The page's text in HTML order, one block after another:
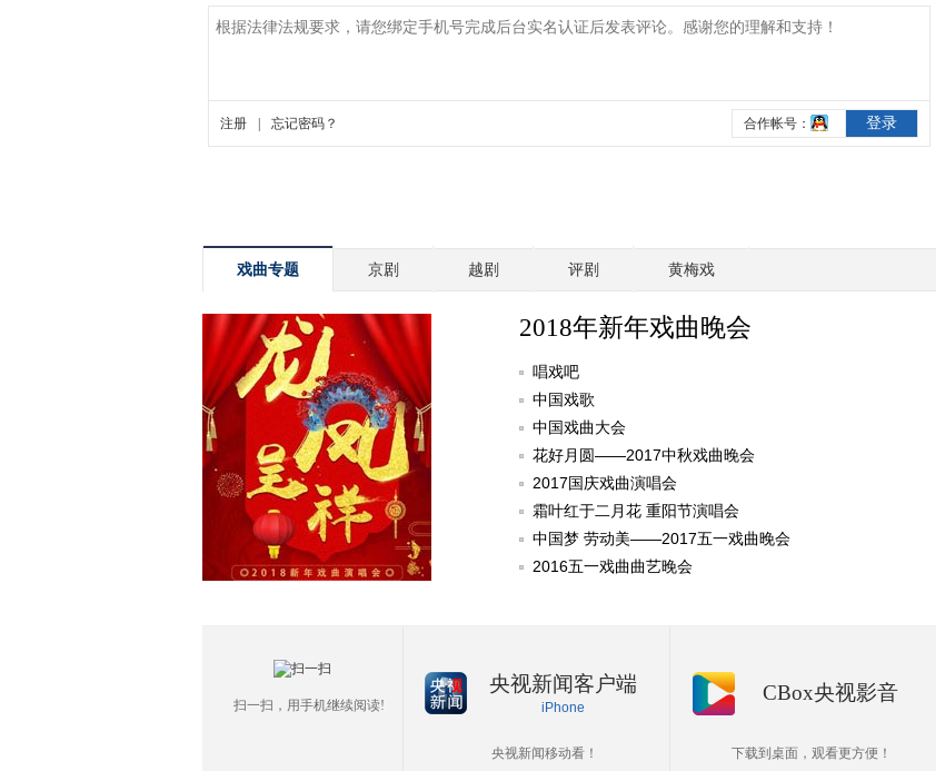
戏曲专题 京剧 越剧 评剧 黄梅戏
2018年新年戏曲晚会
唱戏吧
中国戏歌
中国戏曲大会
花好月圆——2017中秋戏曲晚会
2017国庆戏曲演唱会
霜叶红于二月花 重阳节演唱会
中国梦 劳动美——2017五一戏曲晚会
2016五一戏曲曲艺晚会
扫一扫，用手机继续阅读!
央视新闻客户端
iPhone
央视新闻移动看！
CBox央视影音
下载到桌面，观看更方便！